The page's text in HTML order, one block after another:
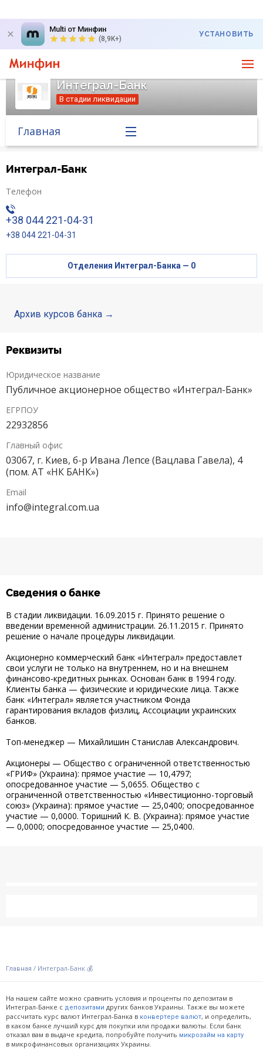
Multi от Минфин
(8,9K+)
УСТАНОВИТЬ
Интеграл-Банк
В стадии ликвидации
Главная
Курс валют в банке
Вопросы банку
Кредити для бізнеса
Карты
Интеграл-Банк
Телефон
+38 044 221-04-31
+38 044 221-04-31
Отделения Интеграл-Банка — 0
Архив курсов банка
Реквизиты
Юридическое название
Публичное акционерное общество «Интеграл-Банк»
ЕГРПОУ
22932856
Главный офис
03067, г. Киев, б-р Ивана Лепсе (Вацлава Гавела), 4
(пом. АТ «НК БАНК»)
Email
info@integral.com.ua
Сведения о банке
В стадии ликвидации. 16.09.2015 г. Принято решение о
введении временной администрации. 26.11.2015 г. Принято
решение о начале процедуры ликвидации.
Акционерно коммерческий банк «Интеграл» предоставлет
свои услуги не только на внутреннем, но и на внешнем
финансово-кредитных рынках. Основан банк в 1994 году.
Клиенты банка — физические и юридические лица. Также
банк «Интеграл» является участником Фонда
гарантирования вкладов физлиц, Ассоциации украинских
банков.
Топ-менеджер — Михайлишин Станислав Александрович.
Акционеры — Общество с ограниченной ответственностью
«ГРИФ» (Украина): прямое участие — 10,4797;
опосредованное участие — 5,0655. Общество с
ограниченной ответственностью «Инвестиционно-торговый
союз» (Украина): прямое участие — 25,0400; опосредованное
участие — 0,0000. Торишний К. В. (Украина): прямое участие
— 0,0000; опосредованное участие — 25,0400.
Главная / Интеграл-Банк 💰
На нашем сайте можно сравнить условия и проценты по депозитам в
Интеграл-Банке с депозитами других банков Украины. Также вы можете
рассчитать курс валют Интеграл-Банка в конвертере валют, и определить,
в каком банке лучший курс для покупки или продажи валюты. Если банк
отказал вам в выдаче кредита, попробуйте получить микрозайм на карту
в микрофинансовых организациях Украины.